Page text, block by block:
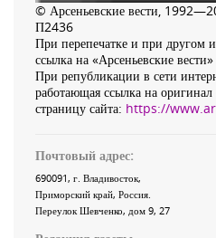
© Арсеньевские вести,
П2436
При перепечатке и при другом
ссылка на «Арсеньевские вести»
При републикации в сети
работающая ссылка на
страницу сайта: https://
Почтовый адрес:
690091, г. Владивосток,
Приморский край, Россия
Переулок Шевченко, дом 9, 27